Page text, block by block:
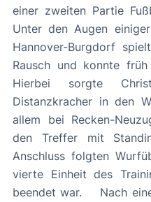
einer zweiten Partie
Unter den Augen
Hannover-Burgdorf
Rausch und konnte
Hierbei sorgte
Distanzkracher in den
allem bei Recken-
den Treffer mit
Anschluss folgten
vierte Einheit des
beendet war. Nach einem ausgiebigen Mittagessen